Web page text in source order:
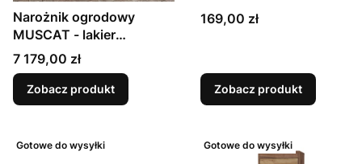
Narożnik ogrodowy
MUSCAT - lakier
jachtowy - palisander
Cena
7 179,00 zł
Zobacz produkt
Cena
169,00 zł
Zobacz produkt
Gotowe do wysyłki Gotowe do wysyłki